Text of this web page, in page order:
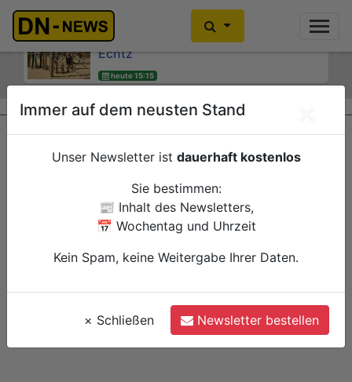
Kinder- und Jugendsprecherinnen
des Jugendheims engagieren sich für
Echtz
heute 15:15
Kein Alkoholkonsum in der
Schwangerschaft: Interaktive
Wanderausstellung ZERO! im
Kreishaus
Düren
Verwaltung
Previous
Immer auf dem neusten Stand
Unser Newsletter ist dauerhaft kostenlos
Sie bestimmen:
📰 Inhalt des Newsletters,
📅 Wochentag und Uhrzeit
Kein Spam, keine Weitergabe Ihrer Daten.
× Schließen Newsletter bestellen